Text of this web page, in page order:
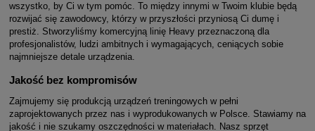
wszystko, by Ci w tym pomóc. To między innymi w Twoim klubie będą
rozwijać się zawodowcy, którzy w przyszłości przyniosą Ci dumę i
prestiż. Stworzyliśmy komercyjną linię Heavy przeznaczoną dla
profesjonalistów, ludzi ambitnych i wymagających, ceniących sobie
najmniejsze detale urządzenia.
Jakość bez kompromisów
Zajmujemy się produkcją urządzeń treningowych w pełni
zaprojektowanych przez nas i wyprodukowanych w Polsce. Stawiamy na
jakość i nie szukamy oszczędności w materiałach. Nasz sprzęt